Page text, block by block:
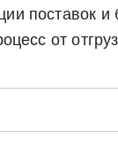
поставок и
от